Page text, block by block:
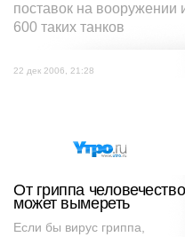
поставок на вооружении
600 таких танков
22 дек 2006, 21:28
От гриппа человечество
может вымереть
Если бы вирус гриппа,